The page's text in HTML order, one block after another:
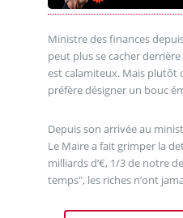
Ministre des finances
peut plus se cacher
est calamiteux. Mais plutôt
préfère désigner un bouc
Depuis son arrivée au
Le Maire a fait grimper la
milliards d’€, 1/3 de notre
temps", les riches n’ont